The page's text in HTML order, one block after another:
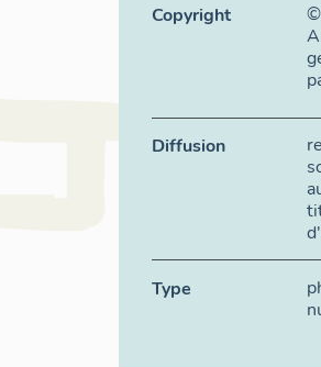
Copyright
©
Diffusion
Type